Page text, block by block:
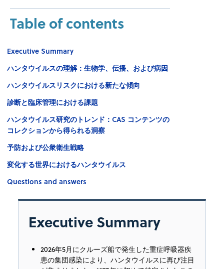
Table of contents
Executive Summary
ハンタウイルスの理解：生物学、伝播、および病因
ハンタウイルスリスクにおける新たな傾向
診断と臨床管理における課題
ハンタウイルス研究のトレンド：CAS コンテンツの
コレクションから得られる洞察
予防および公衆衛生戦略
変化する世界におけるハンタウイルス
Questions and answers
Executive Summary
2026年5月にクルーズ船で発生した重症呼吸器疾
患の集団感染により、ハンタウイルスに再び注目